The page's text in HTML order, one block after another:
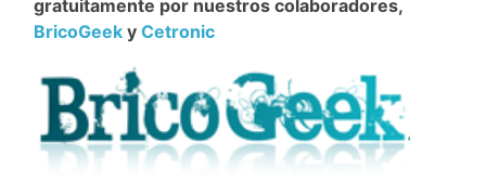
gratuitamente por nuestros colaboradores,
BricoGeek yCetronic